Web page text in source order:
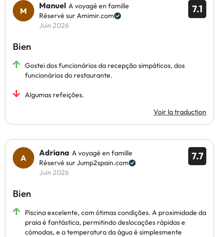
7.1
Manuel A voyagé en famille
Réservé sur Amimir.com
Juin 2026
Bien
Gostei dos funcionários da recepção simpáticos, dos
funcionários do restaurante.
Algumas refeições.
Voir la traduction
7.7
Adriana A voyagé en famille
Réservé sur Jump2spain.com
Juin 2026
Bien
Piscina excelente, com ótimas condições. A proximidade da
praia é fantástica, permitindo deslocações rápidas e
cómodas, e a temperatura da água é simplesmente